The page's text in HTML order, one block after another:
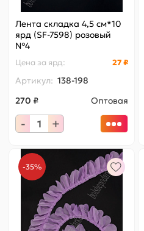
Лента складка 4,5 см*10
ярд (SF-7598) розовый
№4
Цена за ярд: 27 ₽
Артикул: 138-198
270 ₽
Оптовая
- +
-35%